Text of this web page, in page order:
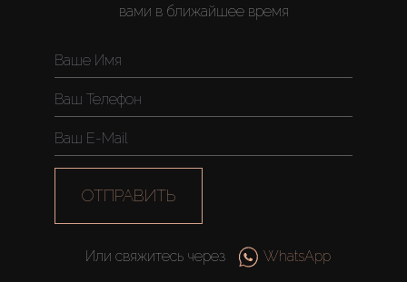
вами в ближайшее время
ОТПРАВИТЬ
Или свяжитесь через WhatsApp